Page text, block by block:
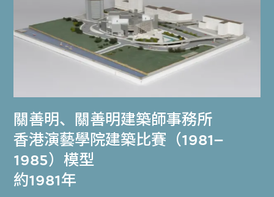
關善明、
關善明建築師事務所
香港演藝學院建築比賽（1981–
1985）模型
約1981年